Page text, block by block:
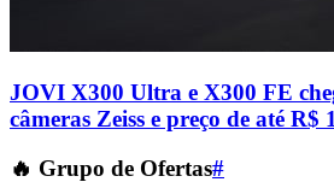
JOVI X300 Ultra e X300 FE
câmeras Zeiss e preço de até R$
🔥 Grupo de Ofertas#